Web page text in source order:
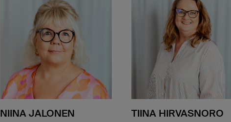
NIINA JALONEN TIINA HIRVASNORO